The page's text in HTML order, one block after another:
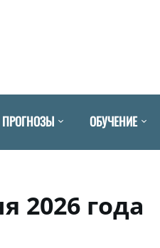
ПРОГНОЗЫ ОБУЧЕНИЕ
2026 года